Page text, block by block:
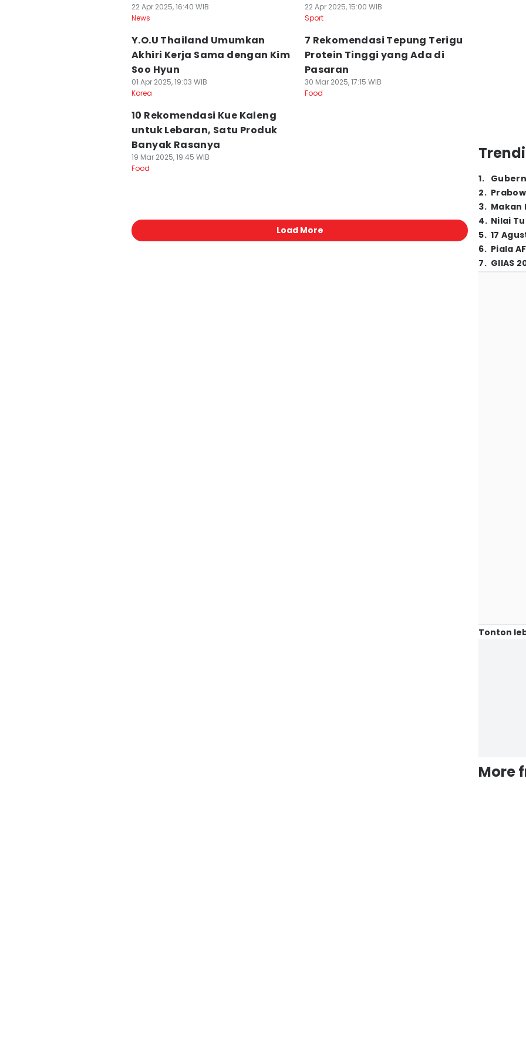
22 Apr 2025, 16:40 WIB
News
22 Apr 2025, 15:00 WIB
Sport
Y.O.U Thailand Umumkan
Akhiri Kerja Sama dengan Kim
Soo Hyun
01 Apr 2025, 19:03 WIB
Korea
7 Rekomendasi Tepung Terigu
Protein Tinggi yang Ada di
Pasaran
30 Mar 2025, 17:15 WIB
Food
10 Rekomendasi Kue Kaleng
untuk Lebaran, Satu Produk
Banyak Rasanya
19 Mar 2025, 19:45 WIB
Food
Load More
1.
2.
3. Makan
4. Nilai
5. 17
6. Piala
7. GIIAS
Tonton
More